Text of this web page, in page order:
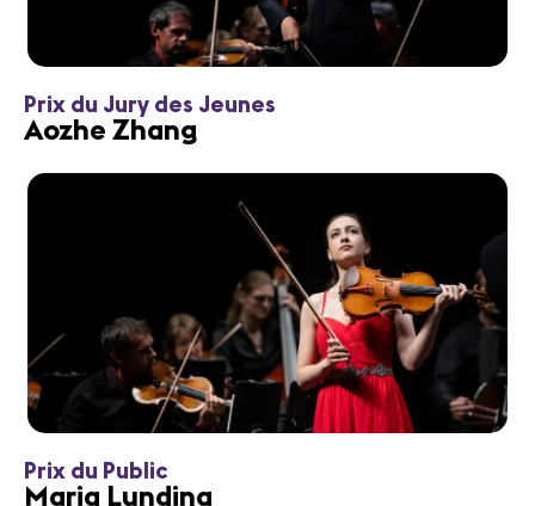
Prix du Jury des Jeunes
Aozhe Zhang
Prix du Public
Maria Lundina